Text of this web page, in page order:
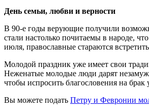
День семьи, любви и верности
В 90-е годы верующие получили
стали настолько почитаемы в народе,
июля, православные стараются
Молодой праздник уже имеет свои
Неженатые молодые люди дарят
чтобы испросить благословения на
Вы можете подать Петру и Февронии